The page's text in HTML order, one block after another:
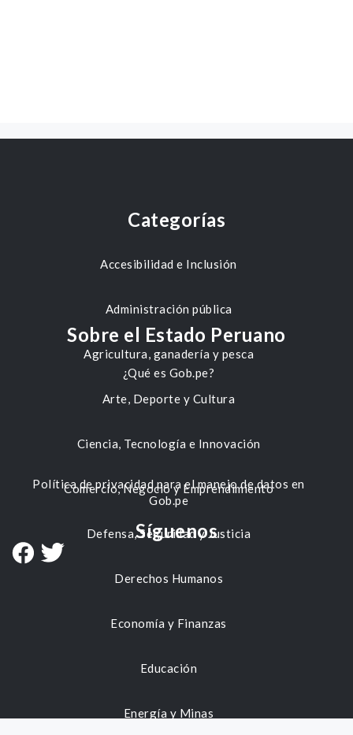
Categorías
Accesibilidad e Inclusión
Administración pública
Agricultura, ganadería y pesca
Arte, Deporte y Cultura
Ciencia, Tecnología e Innovación
Comercio, Negocio y Emprendimiento
Defensa, Seguridad y Justicia
Derechos Humanos
Economía y Finanzas
Educación
Energía y Minas
Sobre el Estado Peruano
¿Qué es Gob.pe?
Política de privacidad para el manejo de datos en
Gob.pe
Síguenos